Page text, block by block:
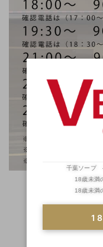
千葉ソープ
18歳未満
18歳未満